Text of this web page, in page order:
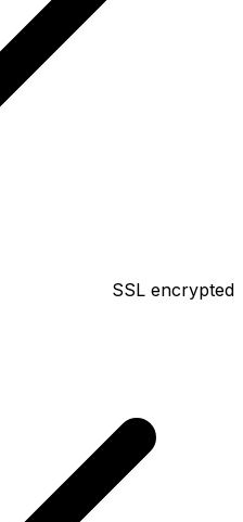
SSL encrypted